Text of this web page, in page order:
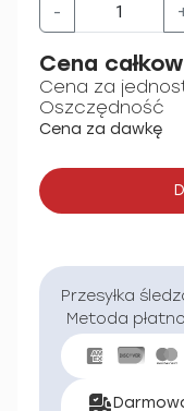
-
Cena
Cena za
Oszczędność
Cena za dawkę
Przesyłka
Metoda